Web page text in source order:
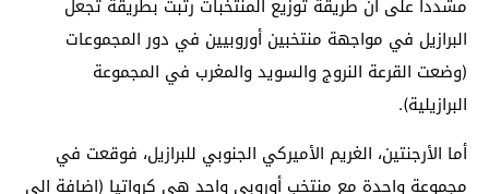
مشددا على ان طريقة توزيع المنتخبات رتبت بطريقة تجعل
البرازيل في مواجهة منتخبين أوروبيين في دور المجموعات
(وضعت القرعة النروج والسويد والمغرب في المجموعة
البرازيلية).
أما الأرجنتين، الغريم الأميركي الجنوبي للبرازيل، فوقعت في
مجموعة واحدة مع منتخب أوروبي واحد هي كرواتيا (اضافة الى